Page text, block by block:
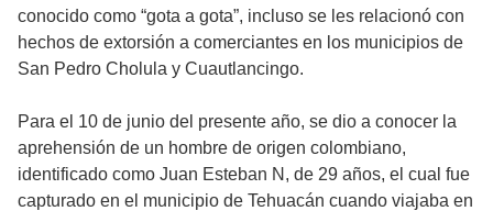
conocido como “gota a gota”, incluso se les relacionó con
hechos de extorsión a comerciantes en los municipios de
San Pedro Cholula y Cuautlancingo.
Para el 10 de junio del presente año, se dio a conocer la
aprehensión de un hombre de origen colombiano,
identificado como Juan Esteban N, de 29 años, el cual fue
capturado en el municipio de Tehuacán cuando viajaba en